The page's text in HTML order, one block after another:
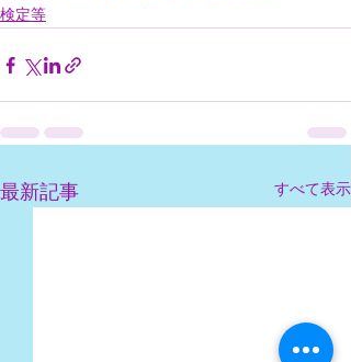
検定等
最新記事 すべて表示